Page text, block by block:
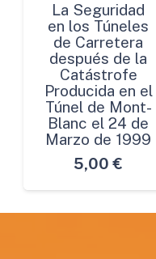
La Seguridad
en los Túneles
de Carretera
después de la
Catástrofe
Producida en el
Túnel de Mont-
Blanc el 24 de
Marzo de 1999
5,00 €